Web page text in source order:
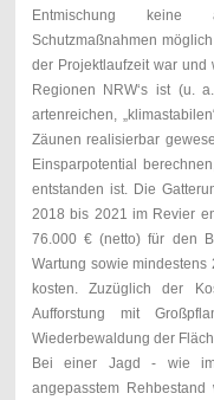
Entmischung keine
Schutzmaßnahmen
der Projektlaufzeit war
Regionen NRW‘s ist (u. a.
artenreichen,
Zäunen realisierbar
Einsparpotential
entstanden ist. Die
2018 bis 2021 im Revier
76.000 € (netto) für den
Wartung sowie
kosten. Zuzüglich der
Aufforstung mit
Wiederbewaldung der
Bei einer Jagd - wie im
angepasstem